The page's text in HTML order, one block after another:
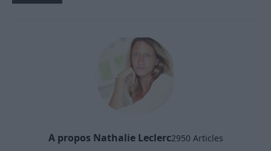
A propos Nathalie Leclerc2950 Articles